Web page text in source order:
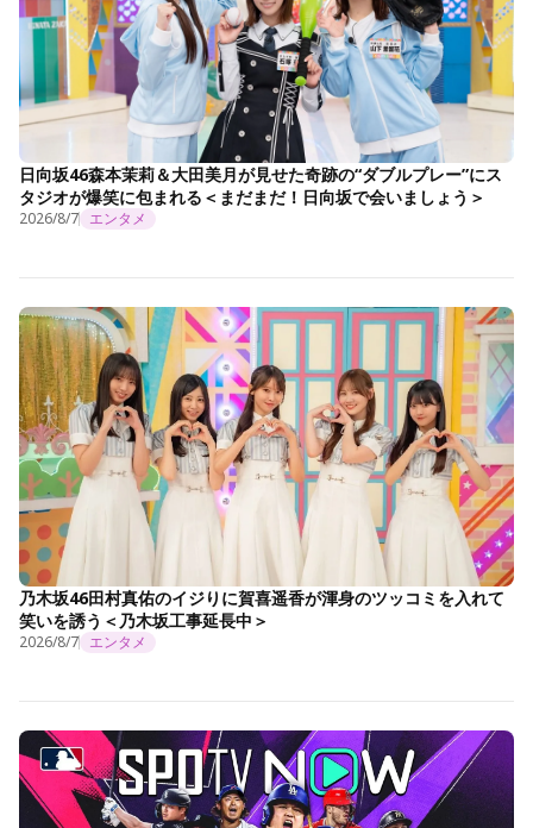
日向坂46森本茉莉＆大田美月が見せた奇跡の“ダブルプレー”にス
タジオが爆笑に包まれる＜まだまだ！日向坂で会いましょう＞
2026/8/7 エンタメ
乃木坂46田村真佑のイジりに賀喜遥香が渾身のツッコミを入れて
笑いを誘う＜乃木坂工事延長中＞
2026/8/7 エンタメ